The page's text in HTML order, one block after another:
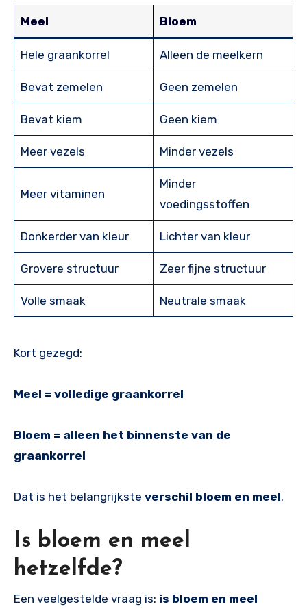
Meel Bloem
Hele graankorrel Alleen de meelkern
Bevat zemelen Geen zemelen
Bevat kiem Geen kiem
Meer vezels Minder vezels
Meer vitaminen
Minder
voedingsstoffen
Donkerder van kleur Lichter van kleur
Grovere structuur Zeer fijne structuur
Volle smaak Neutrale smaak
Kort gezegd:
Meel = volledige graankorrel
Bloem = alleen het binnenste van de
graankorrel
Dat is het belangrijkste verschil bloem en meel.
Is bloem en meel
hetzelfde?
Een veelgestelde vraag is: is bloem en meel